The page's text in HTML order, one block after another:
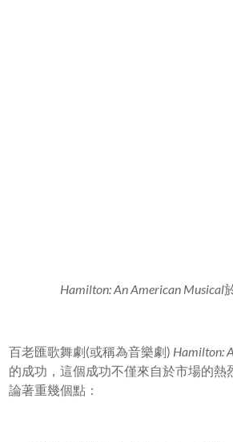
Hamilton: An American Musical
百老匯歌舞劇(或稱為音樂劇) Hamilton:
的成功，這個成功不僅來自於市場的
論著重幾個點：